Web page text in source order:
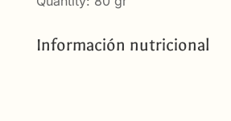
Información nutricional